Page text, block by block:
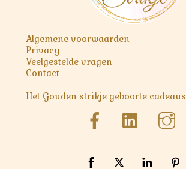
Algemene voorwaarden
Privacy
Veelgestelde vragen
Contact
Het Gouden strikje geboorte cadeaus